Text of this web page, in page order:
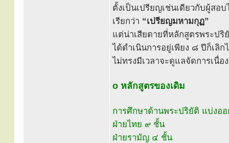
ตั้งเป็นเปรียญเช่นเดียวกับผู้สอ
เรียกว่า “เปรียญมหามกุฏ”
แต่น่าเสียดายที่หลักสูตรพระป
ได้ดำเนินการอยู่เพียง ๘ ปีก็เลิ
ไม่ทรงมีเวลาจะดูแลจัดการเนื่
o หลักสูตรของเดิม
การศึกษาด้านพระปริยัติ แบ่งอ
ฝ่ายไทย ๙ ชั้น
ฝ่ายรามัญ ๔ ชั้น